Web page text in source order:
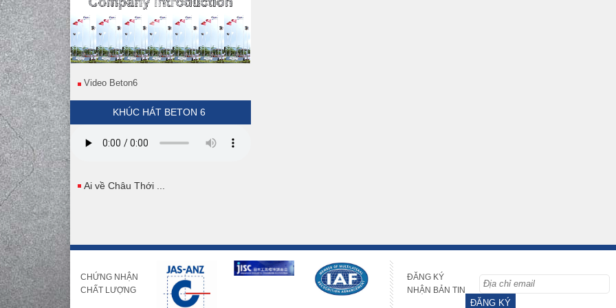
Video Beton6
KHÚC HÁT BETON 6
Ai về Châu Thới ...
CHỨNG NHẬN
CHẤT LƯỢNG
ĐĂNG KÝ
NHẬN BẢN TIN
ĐĂNG KÝ